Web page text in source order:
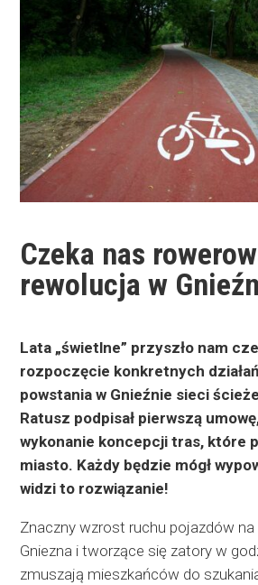
Czeka nas
rewolucja w
Lata „świetlne” przyszło nam
rozpoczęcie konkretnych
powstania w Gnieźnie sieci
Ratusz podpisał pierwszą
wykonanie koncepcji tras, które
miasto. Każdy będzie mógł
widzi to rozwiązanie!
Znaczny wzrost ruchu pojazdów
Gniezna i tworzące się zatory w
zmuszają mieszkańców do